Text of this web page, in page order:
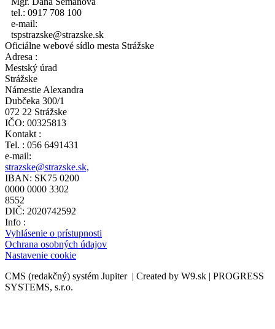
tel.: 0917 708 100
e-mail:
tspstrazske@strazske.sk
Oficiálne webové sídlo mesta Strážske
Adresa :
Mestský úrad
Strážske
Námestie Alexandra
Dubčeka 300/1
072 22 Strážske
IČO: 00325813
Kontakt :
Tel. : 056 6491431
e-mail:
strazske@strazske.sk,
IBAN: SK75 0200
0000 0000 3302
8552
DIČ: 2020742592
Info :
Vyhlásenie o prístupnosti
Ochrana osobných údajov
Nastavenie cookie
CMS (redakčný) systém Jupiter | Created by W9.sk | PROGRESS
SYSTEMS, s.r.o.